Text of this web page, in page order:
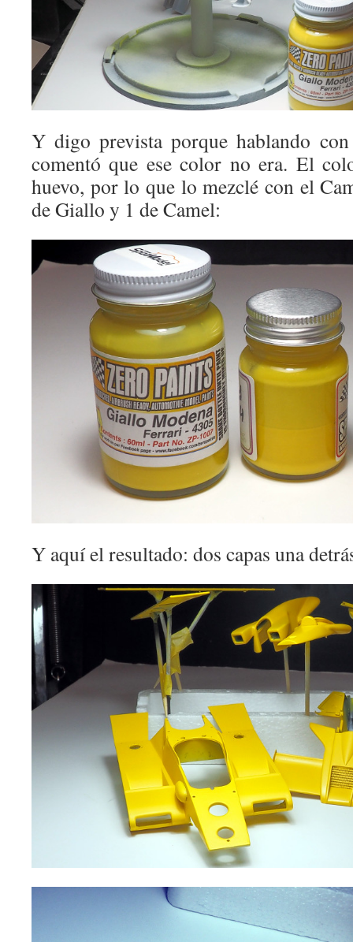
Y digo prevista porque hablando
comentó que ese color no era. El
huevo, por lo que lo mezclé con el
de Giallo y 1 de Camel:
Y aquí el resultado: dos capas una